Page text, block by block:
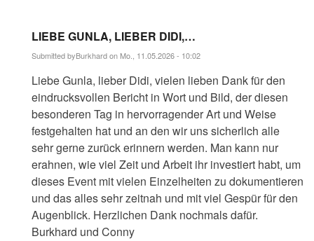
LIEBE GUNLA, LIEBER DIDI,…
Submitted byBurkhardon Mo., 11.05.2026 - 10:02
auf
Sensationell
dieser
Bericht,
…
von
Stephan_B
Liebe Gunla, lieber Didi, vielen lieben Dank für den
eindrucksvollen Bericht in Wort und Bild, der diesen
besonderen Tag in hervorragender Art und Weise
festgehalten hat und an den wir uns sicherlich alle
sehr gerne zurück erinnern werden. Man kann nur
erahnen, wie viel Zeit und Arbeit ihr investiert habt, um
dieses Event mit vielen Einzelheiten zu dokumentieren
und das alles sehr zeitnah und mit viel Gespür für den
Augenblick. Herzlichen Dank nochmals dafür.
Burkhard und Conny